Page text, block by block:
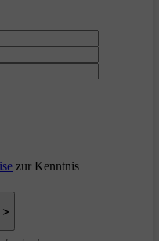
zur Kenntnis